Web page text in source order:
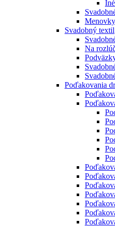
Menovky
Svadobný textil
Na
Poďakovania